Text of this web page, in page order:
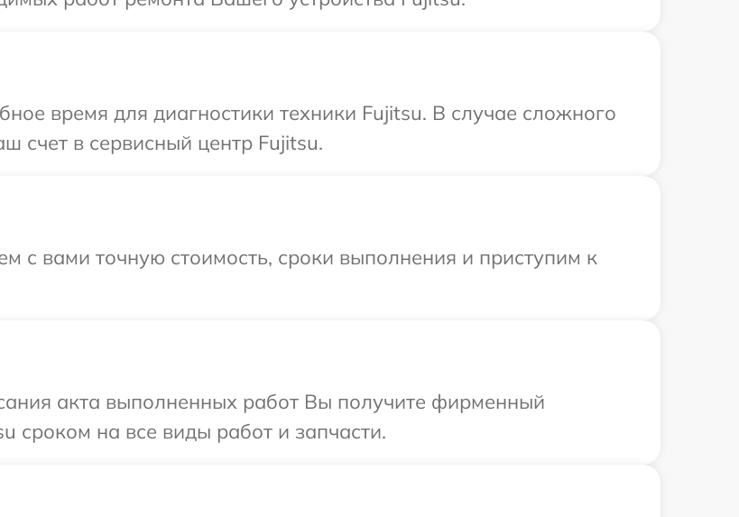
время для диагностики техники Fujitsu. В случае сложного
счет в сервисный центр Fujitsu.
с вами точную стоимость, сроки выполнения и приступим к
акта выполненных работ Вы получите фирменный
сроком на все виды работ и запчасти.